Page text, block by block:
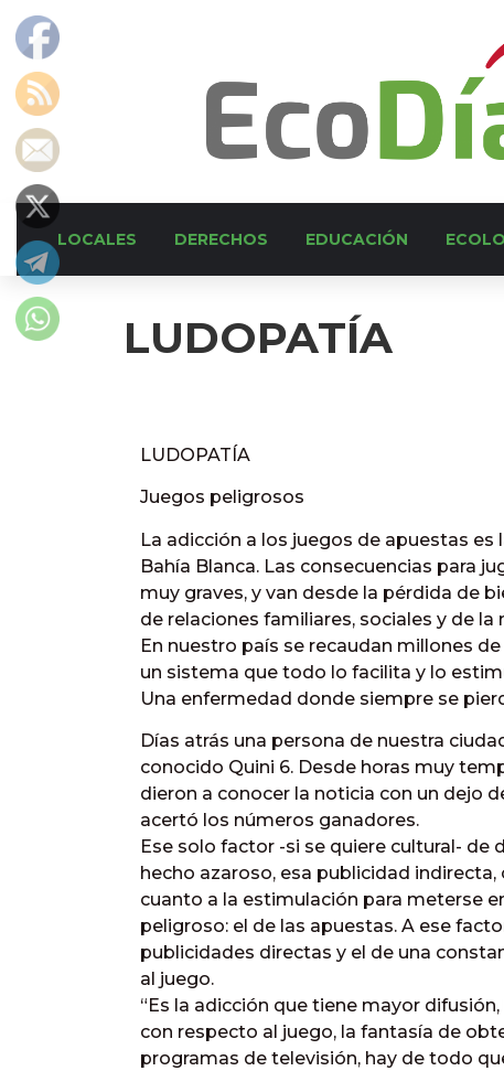
LOCALES DERECHOS EDUCACIÓN
LUDOPATÍA
LUDOPATÍA
Juegos peligrosos
La adicción a los juegos de apuestas
Bahía Blanca. Las consecuencias para
muy graves, y van desde la pérdida de
de relaciones familiares, sociales y de
En nuestro país se recaudan millones
un sistema que todo lo facilita y lo
Una enfermedad donde siempre se
Días atrás una persona de nuestra
conocido Quini 6. Desde horas muy
dieron a conocer la noticia con un dejo
acertó los números ganadores.
Ese solo factor -si se quiere cultural- de
hecho azaroso, esa publicidad
cuanto a la estimulación para meterse
peligroso: el de las apuestas. A ese
publicidades directas y el de una
al juego.
“Es la adicción que tiene mayor
con respecto al juego, la fantasía de
programas de televisión, hay de todo